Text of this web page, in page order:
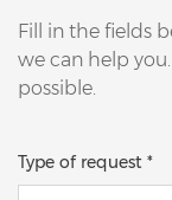
Fill in the fields
we can help
possible.
Type of request *